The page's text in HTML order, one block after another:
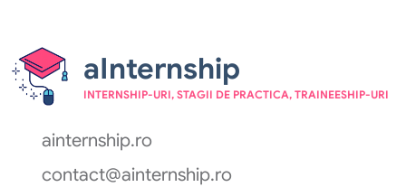
aInternship
INTERNSHIP-URI, STAGII DE PRACTICA, TRAINEESHIP-URI
ainternship.ro
contact@ainternship.ro